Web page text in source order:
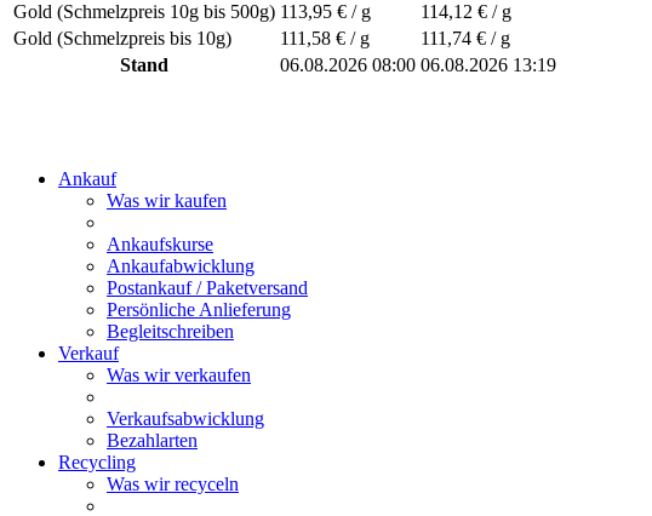
Gold (Schmelzpreis 10g bis 500g) 113,95 € / g 114,12 € / g
Gold (Schmelzpreis bis 10g)
111,58 € / g 111,74 € / g
Stand
06.08.2026 08:00 06.08.2026 13:19
Ankauf
Was wir kaufen
Ankaufskurse
Ankaufabwicklung
Postankauf / Paketversand
Persönliche Anlieferung
Begleitschreiben
Verkauf
Was wir verkaufen
Verkaufsabwicklung
Bezahlarten
Recycling
Was wir recyceln